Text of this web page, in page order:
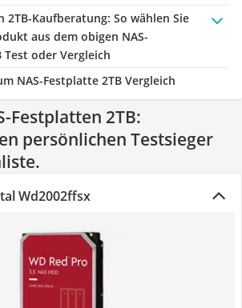
2TB-Kaufberatung: So wählen Sie
aus dem obigen NAS-
Test oder Vergleich
NAS-Festplatte 2TB Vergleich
Festplatten 2TB:
persönlichen Testsieger
Wd2002ffsx